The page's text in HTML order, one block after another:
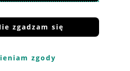
zgadzam się
zgody
akceptacjęregulaminu